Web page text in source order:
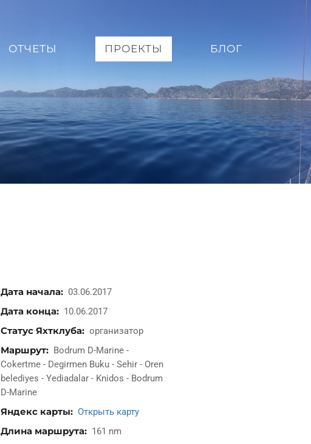
ОТЧЕТЫ ПРОЕКТЫ БЛОГ
Дата начала 03.06.2017
Дата конца 10.06.2017
Статус Яхтклуба организатор
Маршрут
Bodrum D-Marine -
Cokertme - Degirmen Buku - Sehir - Oren
belediyes - Yediadalar - Knidos - Bodrum
D-Marine
Яндекс карты Открыть карту
Длина маршрута 161 nm